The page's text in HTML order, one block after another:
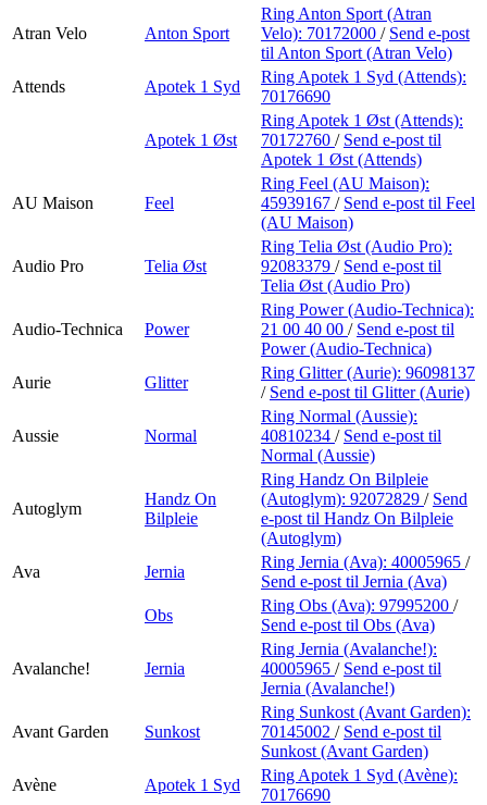
Atran Velo Anton Sport
Ring Anton Sport (Atran
Velo): 70172000 / Send e-post
til Anton Sport (Atran Velo)
Attends
Apotek 1 Syd
Ring Apotek 1 Syd (Attends):
70176690
Apotek 1 Øst
Ring Apotek 1 Øst (Attends):
70172760 / Send e-post til
Apotek 1 Øst (Attends)
AU Maison Feel
Ring Feel (AU Maison):
45939167 / Send e-post til Feel
(AU Maison)
Audio Pro Telia Øst
Ring Telia Øst (Audio Pro):
92083379 / Send e-post til
Telia Øst (Audio Pro)
Audio-Technica Power
Ring Power (Audio-Technica):
21 00 40 00 / Send e-post til
Power (Audio-Technica)
Aurie
Glitter
Ring Glitter (Aurie): 96098137
/ Send e-post til Glitter (Aurie)
Aussie Normal
Ring Normal (Aussie):
40810234 / Send e-post til
Normal (Aussie)
Autoglym
Handz On
Bilpleie
Ring Handz On Bilpleie
(Autoglym): 92072829 / Send
e-post til Handz On Bilpleie
(Autoglym)
Ava
Jernia
Ring Jernia (Ava): 40005965 /
Send e-post til Jernia (Ava)
Obs
Ring Obs (Ava): 97995200 /
Send e-post til Obs (Ava)
Avalanche! Jernia
Ring Jernia (Avalanche!):
40005965 / Send e-post til
Jernia (Avalanche!)
Avant Garden Sunkost
Ring Sunkost (Avant Garden):
70145002 / Send e-post til
Sunkost (Avant Garden)
Avène
Apotek 1 Syd
Ring Apotek 1 Syd (Avène):
70176690